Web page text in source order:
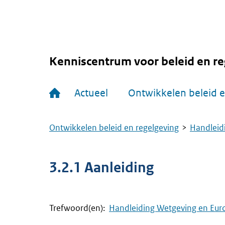
Kenniscentrum voor beleid en
Actueel Ontwikkelen beleid
Kruimelpad
Ontwikkelen beleid en regelgeving
3.2.1 Aanleiding
Trefwoord(en): Handleiding Wetgeving en